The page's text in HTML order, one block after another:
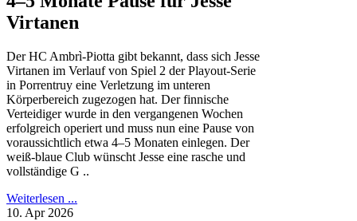
Virtanen
Der HC Ambrì-Piotta gibt bekannt, dass sich Jesse
Virtanen im Verlauf von Spiel 2 der Playout-Serie
in Porrentruy eine Verletzung im unteren
Körperbereich zugezogen hat. Der finnische
Verteidiger wurde in den vergangenen Wochen
erfolgreich operiert und muss nun eine Pause von
voraussichtlich etwa 4–5 Monaten einlegen. Der
weiß-blaue Club wünscht Jesse eine rasche und
vollständige G ..
Weiterlesen ...
10. Apr 2026